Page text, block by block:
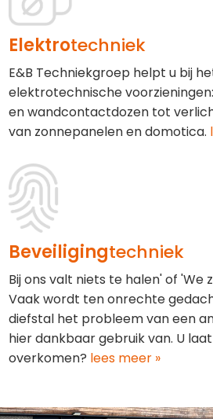
Elektrotechniek
E&B Techniekgroep helpt u bij
elektrotechnische
en wandcontactdozen tot
van zonnepanelen en domotica.
Beveiligingtechniek
Bij ons valt niets te halen' of 'We
Vaak wordt ten onrechte
diefstal het probleem van een
hier dankbaar gebruik van. U
overkomen? lees meer »